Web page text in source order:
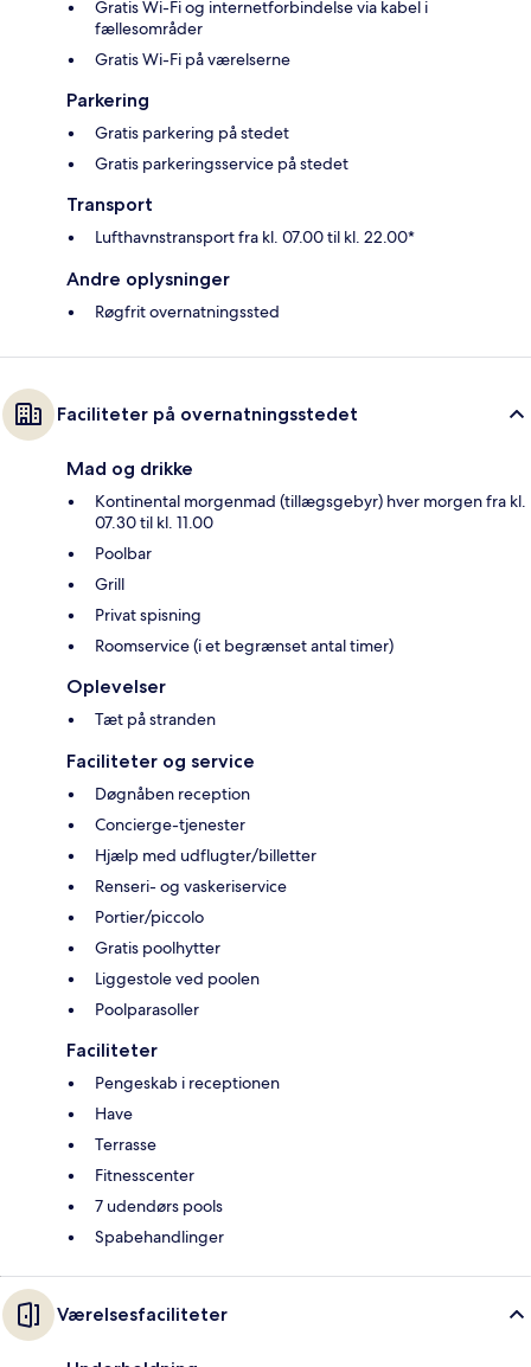
Gratis Wi-Fi og internetforbindelse via kabel i
fællesområder
Gratis Wi-Fi på værelserne
Parkering
Gratis parkering på stedet
Gratis parkeringsservice på stedet
Transport
Lufthavnstransport fra kl. 07.00 til kl. 22.00*
Andre oplysninger
Røgfrit overnatningssted
Faciliteter på overnatningsstedet
Mad og drikke
Kontinental morgenmad (tillægsgebyr) hver morgen fra kl.
07.30 til kl. 11.00
Poolbar
Grill
Privat spisning
Roomservice (i et begrænset antal timer)
Oplevelser
Tæt på stranden
Faciliteter og service
Døgnåben reception
Concierge-tjenester
Hjælp med udflugter/billetter
Renseri- og vaskeriservice
Portier/piccolo
Gratis poolhytter
Liggestole ved poolen
Poolparasoller
Faciliteter
Pengeskab i receptionen
Have
Terrasse
Fitnesscenter
7 udendørs pools
Spabehandlinger
Værelsesfaciliteter